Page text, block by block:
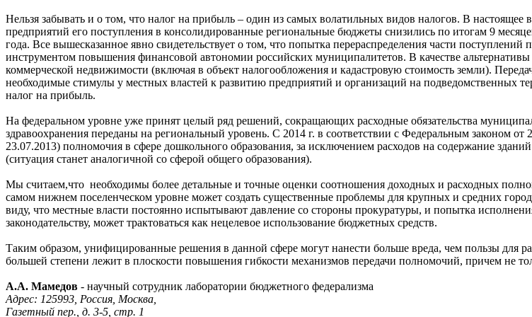
Нельзя забывать и о том, что налог на прибыль – один из самых волатильных видов налогов. В
предприятий его поступления в консолидированные региональные бюджеты снизились по итогам 9
года. Все вышесказанное явно свидетельствует о том, что попытка перераспределения части
инструментом повышения финансовой автономии российских муниципалитетов. В качестве
коммерческой недвижимости (включая в объект налогообложения и кадастровую стоимость земли).
необходимые стимулы у местных властей к развитию предприятий и организаций на подведомственных
налог на прибыль.
На федеральном уровне уже принят целый ряд решений, сокращающих расходные обязательства
здравоохранения переданы на региональный уровень. С 2014 г. в соответствии с Федеральным законом
23.07.2013) полномочия в сфере дошкольного образования, за исключением расходов на содержание
(ситуация станет аналогичной со сферой общего образования).
Мы считаем,что необходимы более детальные и точные оценки соотношения доходных и расходных
самом нижнем поселенческом уровне может создать существенные проблемы для крупных и средних
виду, что местные власти постоянно испытывают давление со стороны прокуратуры, и попытка
законодательству, может трактоваться как нецелевое использование бюджетных средств.
Таким образом, унифицированные решения в данной сфере могут нанести больше вреда, чем пользы для
большей степени лежит в плоскости повышения гибкости механизмов передачи полномочий, причем не
А.А. Мамедов - научный сотрудник лаборатории бюджетного федерализма
Адрес: 125993, Россия, Москва,
Газетный пер., д. 3-5, стр. 1